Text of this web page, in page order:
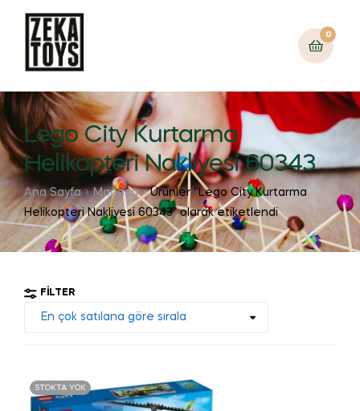
0
Lego City Kurtarma
Helikopteri Nakliyesi 60343
Ana Sayfa Mağaza
Ürünler “Lego City Kurtarma
Helikopteri Nakliyesi 60343” olarak etiketlendi
FILTER
STOKTA YOK